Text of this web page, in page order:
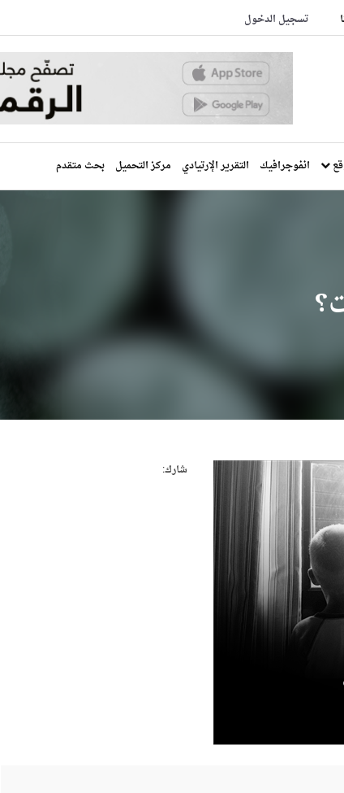
تسجيل الدخول
انفوجرافيك التقرير الإرتيادي مركز التحميل بحث متقدم
شارك: